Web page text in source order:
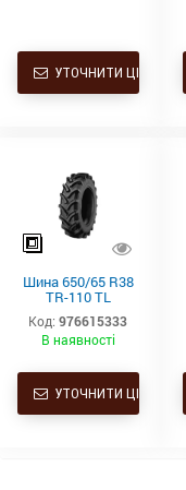
УТОЧНИТИ ЦІНУ
Шина 650/65 R38
TR-110 TL
163D/166A8
Starmaxx
Код: 976615333
В наявності
УТОЧНИТИ ЦІНУ